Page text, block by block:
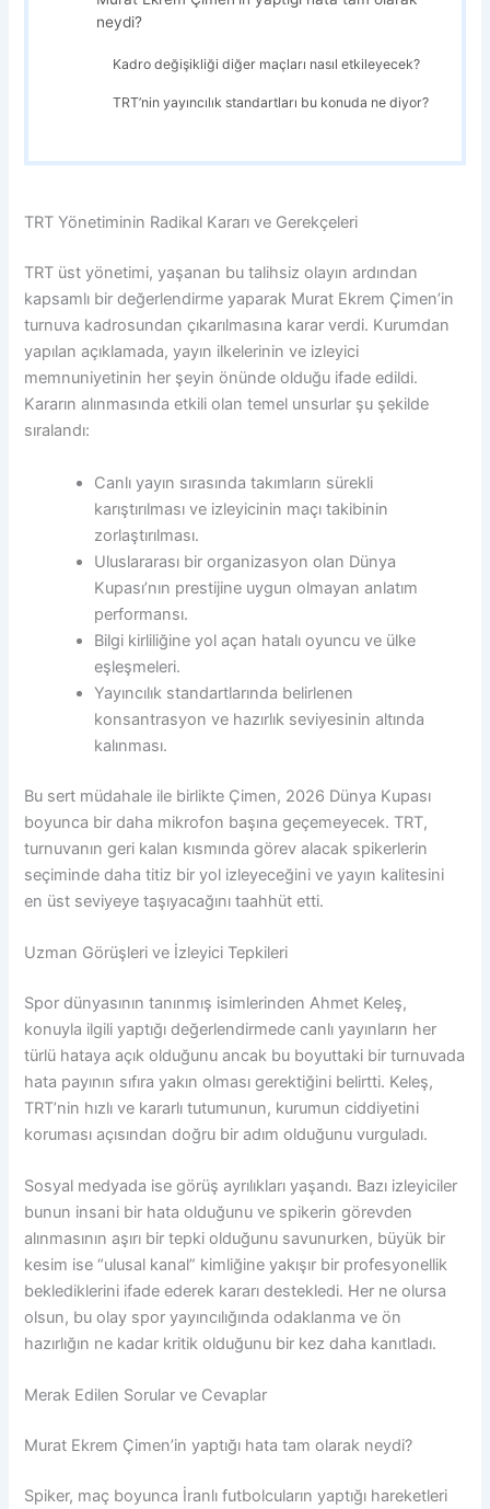
neydi?
Kadro değişikliği diğer maçları nasıl etkileyecek?
TRT’nin yayıncılık standartları bu konuda ne diyor?
TRT Yönetiminin Radikal Kararı ve Gerekçeleri
TRT üst yönetimi, yaşanan bu talihsiz olayın ardından
kapsamlı bir değerlendirme yaparak Murat Ekrem Çimen’in
turnuva kadrosundan çıkarılmasına karar verdi. Kurumdan
yapılan açıklamada, yayın ilkelerinin ve izleyici
memnuniyetinin her şeyin önünde olduğu ifade edildi.
Kararın alınmasında etkili olan temel unsurlar şu şekilde
sıralandı:
Canlı yayın sırasında takımların sürekli
karıştırılması ve izleyicinin maçı takibinin
zorlaştırılması.
Uluslararası bir organizasyon olan Dünya
Kupası’nın prestijine uygun olmayan anlatım
performansı.
Bilgi kirliliğine yol açan hatalı oyuncu ve ülke
eşleşmeleri.
Yayıncılık standartlarında belirlenen
konsantrasyon ve hazırlık seviyesinin altında
kalınması.
Bu sert müdahale ile birlikte Çimen, 2026 Dünya Kupası
boyunca bir daha mikrofon başına geçemeyecek. TRT,
turnuvanın geri kalan kısmında görev alacak spikerlerin
seçiminde daha titiz bir yol izleyeceğini ve yayın kalitesini
en üst seviyeye taşıyacağını taahhüt etti.
Uzman Görüşleri ve İzleyici Tepkileri
Spor dünyasının tanınmış isimlerinden Ahmet Keleş,
konuyla ilgili yaptığı değerlendirmede canlı yayınların her
türlü hataya açık olduğunu ancak bu boyuttaki bir turnuvada
hata payının sıfıra yakın olması gerektiğini belirtti. Keleş,
TRT’nin hızlı ve kararlı tutumunun, kurumun ciddiyetini
koruması açısından doğru bir adım olduğunu vurguladı.
Sosyal medyada ise görüş ayrılıkları yaşandı. Bazı izleyiciler
bunun insani bir hata olduğunu ve spikerin görevden
alınmasının aşırı bir tepki olduğunu savunurken, büyük bir
kesim ise “ulusal kanal” kimliğine yakışır bir profesyonellik
beklediklerini ifade ederek kararı destekledi. Her ne olursa
olsun, bu olay spor yayıncılığında odaklanma ve ön
hazırlığın ne kadar kritik olduğunu bir kez daha kanıtladı.
Merak Edilen Sorular ve Cevaplar
Murat Ekrem Çimen’in yaptığı hata tam olarak neydi?
Spiker, maç boyunca İranlı futbolcuların yaptığı hareketleri